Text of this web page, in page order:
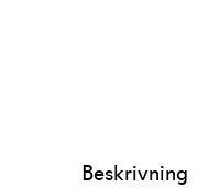
Beskrivning